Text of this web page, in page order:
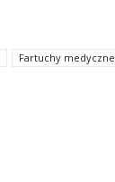
Fartuchy medyczne